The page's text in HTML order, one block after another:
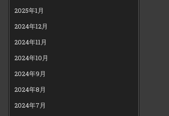
2025年1月
2024年12月
2024年11月
2024年10月
2024年9月
2024年8月
2024年7月